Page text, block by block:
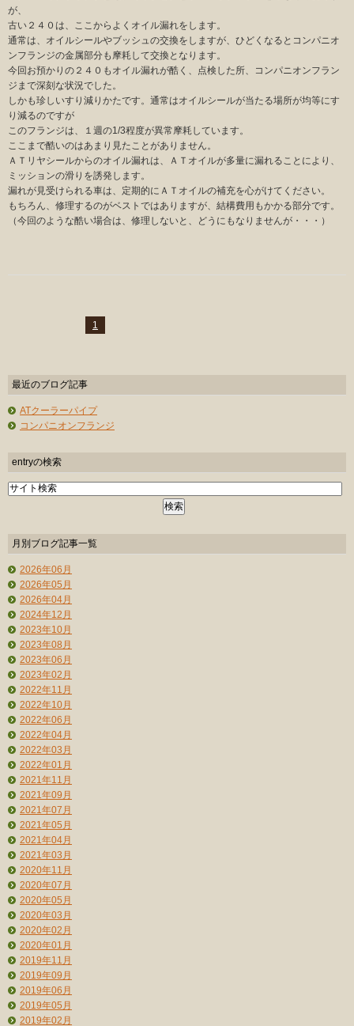
が、
古い２４０は、ここからよくオイル漏れをします。
通常は、オイルシールやブッシュの交換をしますが、ひどくなるとコンパニオ
ンフランジの金属部分も摩耗して交換となります。
今回お預かりの２４０もオイル漏れが酷く、点検した所、コンパニオンフラン
ジまで深刻な状況でした。
しかも珍しいすり減りかたです。通常はオイルシールが当たる場所が均等にす
り減るのですが
このフランジは、１週の1/3程度が異常摩耗しています。
ここまで酷いのはあまり見たことがありません。
ＡＴリヤシールからのオイル漏れは、ＡＴオイルが多量に漏れることにより、
ミッションの滑りを誘発します。
漏れが見受けられる車は、定期的にＡＴオイルの補充を心がけてください。
もちろん、修理するのがベストではありますが、結構費用もかかる部分です。
（今回のような酷い場合は、修理しないと、どうにもなりませんが・・・）
1
最近のブログ記事
ATクーラーパイプ
コンパニオンフランジ
entryの検索
月別ブログ記事一覧
2026年06月
2026年05月
2026年04月
2024年12月
2023年10月
2023年08月
2023年06月
2023年02月
2022年11月
2022年10月
2022年06月
2022年04月
2022年03月
2022年01月
2021年11月
2021年09月
2021年07月
2021年05月
2021年04月
2021年03月
2020年11月
2020年07月
2020年05月
2020年03月
2020年02月
2020年01月
2019年11月
2019年09月
2019年06月
2019年05月
2019年02月